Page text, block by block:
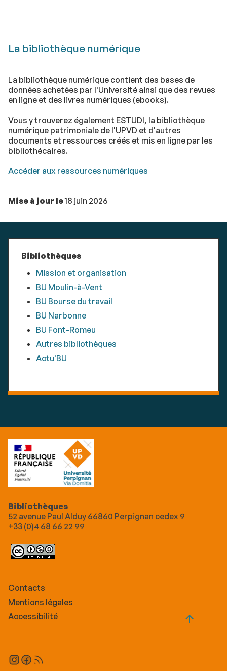
La bibliothèque numérique
La bibliothèque numérique contient des bases de
données achetées par l'Université ainsi que des revues
en ligne et des livres numériques (ebooks).
Vous y trouverez également ESTUDI, la bibliothèque
numérique patrimoniale de l'UPVD et d'autres
documents et ressources créés et mis en ligne par les
bibliothécaires.
Accéder aux ressources numériques
Mise à jour le18 juin 2026
Bibliothèques
Mission et organisation
BU Moulin-à-Vent
BU Bourse du travail
BU Narbonne
BU Font-Romeu
Autres bibliothèques
Actu'BU
Bibliothèques
52 avenue Paul Alduy 66860 Perpignan cedex 9
+33 (0)4 68 66 22 99
Contacts
Mentions légales
Accessibilité